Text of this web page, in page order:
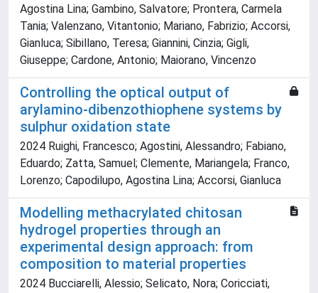
Agostina Lina; Gambino, Salvatore; Prontera, Carmela
Tania; Valenzano, Vitantonio; Mariano, Fabrizio; Accorsi,
Gianluca; Sibillano, Teresa; Giannini, Cinzia; Gigli,
Giuseppe; Cardone, Antonio; Maiorano, Vincenzo
Controlling the optical output of
arylamino-dibenzothiophene systems by
sulphur oxidation state
2024 Ruighi, Francesco; Agostini, Alessandro; Fabiano,
Eduardo; Zatta, Samuel; Clemente, Mariangela; Franco,
Lorenzo; Capodilupo, Agostina Lina; Accorsi, Gianluca
Modelling methacrylated chitosan
hydrogel properties through an
experimental design approach: from
composition to material properties
2024 Bucciarelli, Alessio; Selicato, Nora; Coricciati,